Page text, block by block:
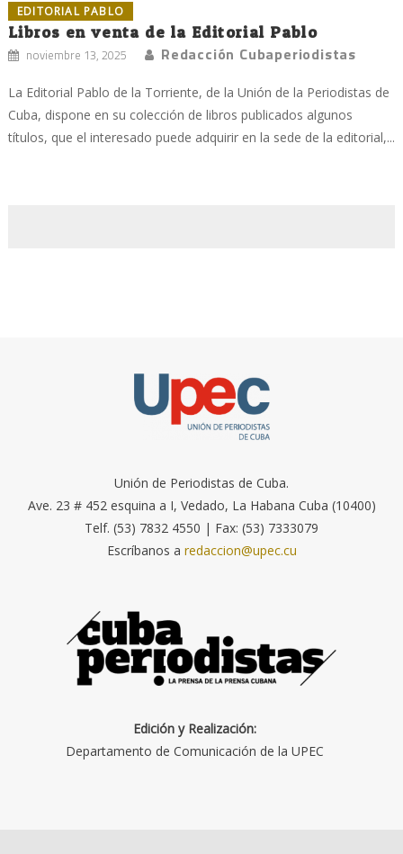
EDITORIAL PABLO
Libros en venta de la Editorial Pablo
noviembre 13, 2025 Redacción Cubaperiodistas
La Editorial Pablo de la Torriente, de la Unión de la Periodistas de
Cuba, dispone en su colección de libros publicados algunos
títulos, que el interesado puede adquirir en la sede de la editorial,...
Unión de Periodistas de Cuba.
Ave. 23 # 452 esquina a I, Vedado, La Habana Cuba (10400)
Telf. (53) 7832 4550 | Fax: (53) 7333079
Escríbanos a redaccion@upec.cu
Edición y Realización:
Departamento de Comunicación de la UPEC